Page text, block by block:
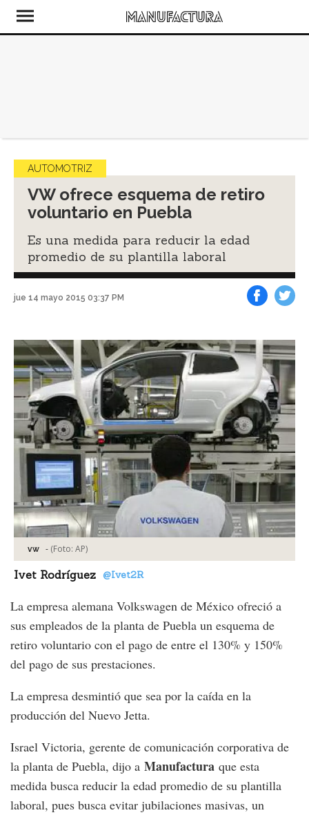
AUTOMOTRIZ
VW ofrece esquema de retiro
voluntario en Puebla
Es una medida para reducir la edad
promedio de su plantilla laboral
jue 14 mayo 2015 03:37 PM
vw - (Foto: AP)
Ivet Rodríguez @Ivet2R
La empresa alemana Volkswagen de México ofreció a
sus empleados de la planta de Puebla un esquema de
retiro voluntario con el pago de entre el 130% y 150%
del pago de sus prestaciones.
La empresa desmintió que sea por la caída en la
producción del Nuevo Jetta.
Israel Victoria, gerente de comunicación corporativa de
la planta de Puebla, dijo a Manufactura que esta
medida busca reducir la edad promedio de su plantilla
laboral, pues busca evitar jubilaciones masivas, un